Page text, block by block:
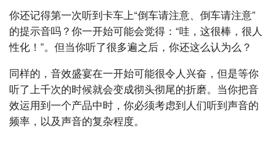
你还记得第一次听到卡车上“倒车请注意、倒车请注意”
的提示音吗？你一开始可能会觉得：“哇，这很棒，很人
性化！”。但当你听了很多遍之后，你还这么认为么？
同样的，音效盛宴在一开始可能很令人兴奋，但是等你
听了上千次的时候就会变成彻头彻尾的折磨。当你把音
效运用到一个产品中时，你必须考虑到人们听到声音的
频率，以及声音的复杂程度。